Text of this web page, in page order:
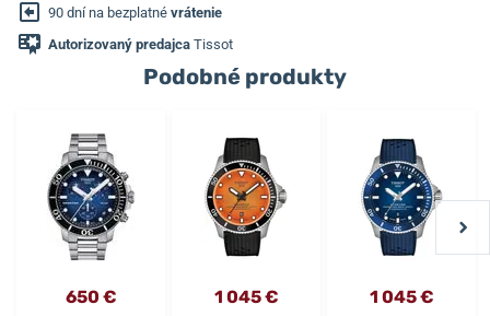
90 dní na bezplatné vrátenie
Autorizovaný predajca Tissot
Podobné produkty
650 € 1 045 € 1 045 €